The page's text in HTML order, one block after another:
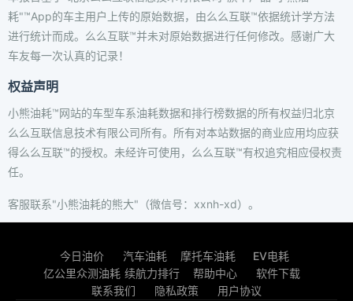
耗"™App的车主用户上传的原始数据，由么么互联™依据统计学方法
进行统计而成。么么互联™并未对原始数据进行任何修改。感谢广大
车友每一次认真的记录！
权益声明
小熊油耗™网站的车型车系油耗数据和排行榜数据的所有权益归北京
么么互联信息技术有限公司所有。所有对本站数据的商业应用均应获
得么么互联™的授权。未经许可使用，么么互联™有权追究相应侵权责
任。
客服联系"小熊油耗的熊大"（微信号：xxnh-xd）。
今日油价 汽车油耗 摩托车油耗
EV电耗
亿公里众测油耗 续航力排行 帮助中心
软件下载
联系我们
隐私政策 用户协议